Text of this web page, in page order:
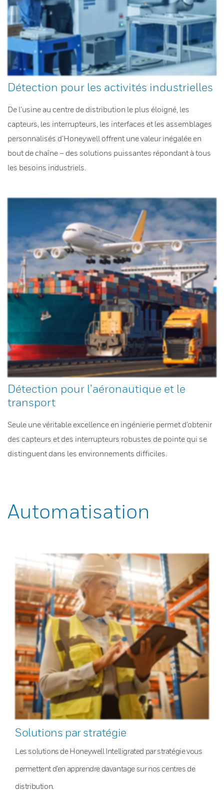
Détection pour les activités industrielles
De l’usine au centre de distribution le plus éloigné, les
capteurs, les interrupteurs, les interfaces et les assemblages
personnalisés d’Honeywell offrent une valeur inégalée en
bout de chaîne – des solutions puissantes répondant à tous
les besoins industriels.
Détection pour l’aéronautique et le
transport
Seule une véritable excellence en ingénierie permet d’obtenir
des capteurs et des interrupteurs robustes de pointe qui se
distinguent dans les environnements difficiles.
Automatisation
Solutions par stratégie
Les solutions de Honeywell Intelligrated par stratégie vous
permettent d’en apprendre davantage sur nos centres de
distribution.